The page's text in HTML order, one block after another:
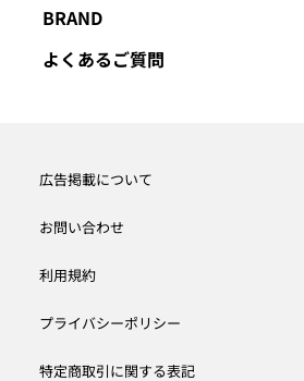
BRAND
よくあるご質問
広告掲載について
お問い合わせ
利用規約
プライバシーポリシー
特定商取引に関する表記